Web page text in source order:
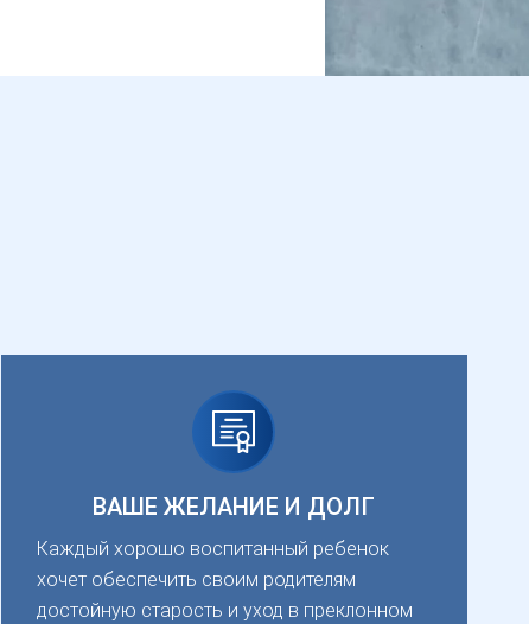
ВАШЕ ЖЕЛАНИЕ И ДОЛГ
Каждый хорошо воспитанный ребенок
хочет обеспечить своим родителям
достойную старость и уход в преклонном